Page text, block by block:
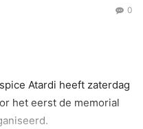
0
Atardi heeft zaterdag
het eerst de memorial